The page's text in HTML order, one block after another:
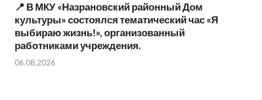
📍 В МКУ «Назрановский районный Дом
культуры» состоялся тематический час «Я
выбираю жизнь!», организованный
работниками учреждения.
06.08.2026